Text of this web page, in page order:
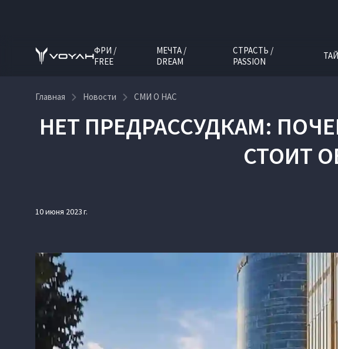
ФРИ /
FREE
МЕЧТА /
DREAM
СТРАСТЬ /
PASSION
Главная Новости СМИ О НАС
НЕТ ПРЕДРАССУДКАМ:
СТОИТ
10 июня 2023 г.